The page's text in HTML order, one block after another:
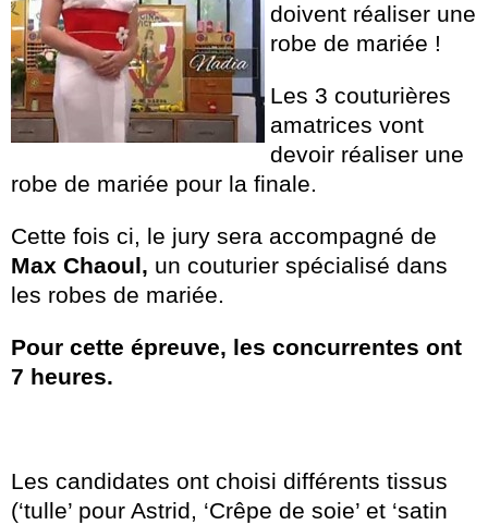
doivent réaliser une
robe de mariée !
Les 3 couturières
amatrices vont
devoir réaliser une
robe de mariée pour la finale.
Cette fois ci, le jury sera accompagné de
Max Chaoul, un couturier spécialisé dans
les robes de mariée.
Pour cette épreuve, les concurrentes ont
7 heures.
Les candidates ont choisi différents tissus
(‘tulle’ pour Astrid, ‘Crêpe de soie’ et ‘satin